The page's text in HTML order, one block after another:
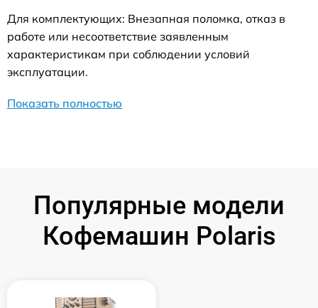
Для комплектующих: Внезапная поломка, отказ в
работе или несоответствие заявленным
характеристикам при соблюдении условий
эксплуатации.
Показать полностью
Популярные модели
Кофемашин Polaris